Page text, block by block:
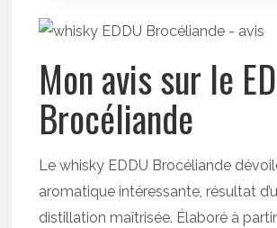
Mon avis sur le
Brocéliande
Le whisky EDDU Brocéliande
aromatique intéressante, résultat
distillation maîtrisée. Élaboré à